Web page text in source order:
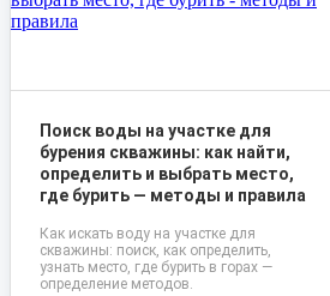
Поиск воды на участке для
бурения скважины: как найти,
определить и выбрать место,
где бурить — методы и правила
Как искать воду на участке для
скважины: поиск, как определить,
узнать место, где бурить в горах —
определение методов.